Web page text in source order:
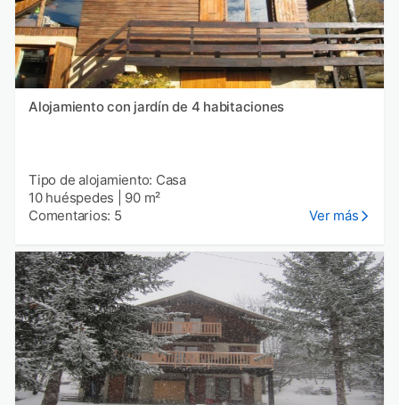
Alojamiento con jardín de 4 habitaciones
Tipo de alojamiento: Casa
10 huéspedes
90 m²
Comentarios: 5
Ver más